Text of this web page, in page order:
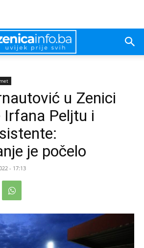
u Zenici
Peljtu i
je počelo
- 17:13